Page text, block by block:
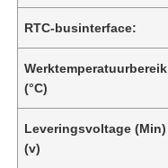
RTC-businterface:
Werktemperatuurbereik
(°C)
Leveringsvoltage (Min)
(v)